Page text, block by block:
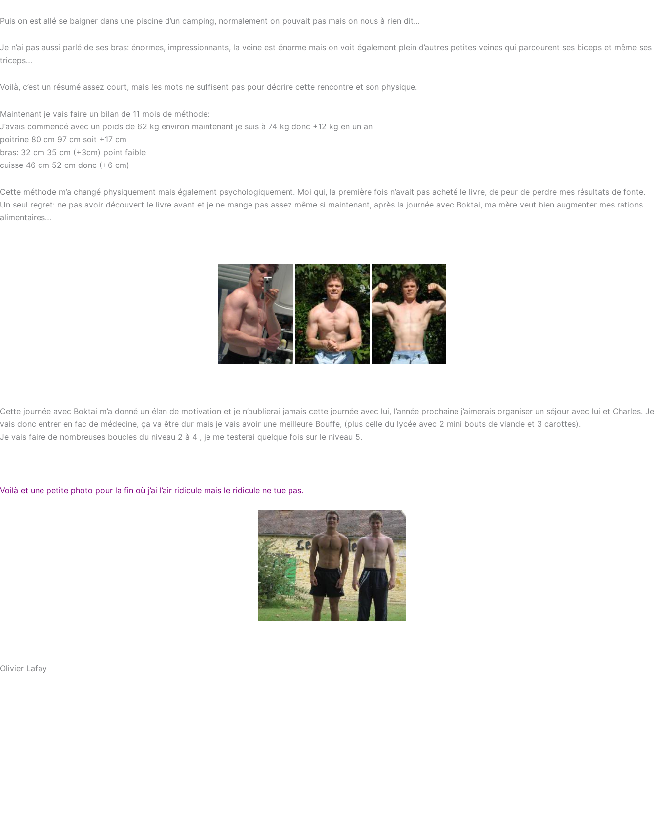
Puis on est allé se baigner dans une piscine d’un camping, normalement on pouvait pas mais on nous à rien dit…
Je n’ai pas aussi parlé de ses bras: énormes, impressionnants, la veine est énorme mais on voit également plein d’autres petites veines qui parcourent ses biceps et même ses
triceps…
Voilà, c’est un résumé assez court, mais les mots ne suffisent pas pour décrire cette rencontre et son physique.
Maintenant je vais faire un bilan de 11 mois de méthode:
J’avais commencé avec un poids de 62 kg environ maintenant je suis à 74 kg donc +12 kg en un an
poitrine 80 cm 97 cm soit +17 cm
bras: 32 cm 35 cm (+3cm) point faible
cuisse 46 cm 52 cm donc (+6 cm)
Cette méthode m’a changé physiquement mais également psychologiquement. Moi qui, la première fois n’avait pas acheté le livre, de peur de perdre mes résultats de fonte.
Un seul regret: ne pas avoir découvert le livre avant et je ne mange pas assez même si maintenant, après la journée avec Boktai, ma mère veut bien augmenter mes rations
alimentaires…
Cette journée avec Boktai m’a donné un élan de motivation et je n’oublierai jamais cette journée avec lui, l’année prochaine j’aimerais organiser un séjour avec lui et Charles. Je
vais donc entrer en fac de médecine, ça va être dur mais je vais avoir une meilleure Bouffe, (plus celle du lycée avec 2 mini bouts de viande et 3 carottes).
Je vais faire de nombreuses boucles du niveau 2 à 4 , je me testerai quelque fois sur le niveau 5.
Voilà et une petite photo pour la fin où j’ai l’air ridicule mais le ridicule ne tue pas.
Olivier Lafay